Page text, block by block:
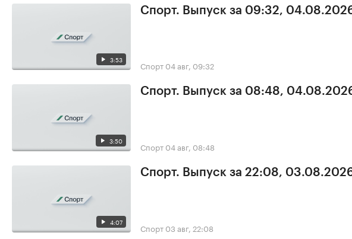
3:53
Спорт. Выпуск за 09:32,
Спорт 04 авг, 09:32
3:50
Спорт. Выпуск за 08:48,
Спорт 04 авг, 08:48
4:07
Спорт. Выпуск за 22:08,
Спорт 03 авг, 22:08